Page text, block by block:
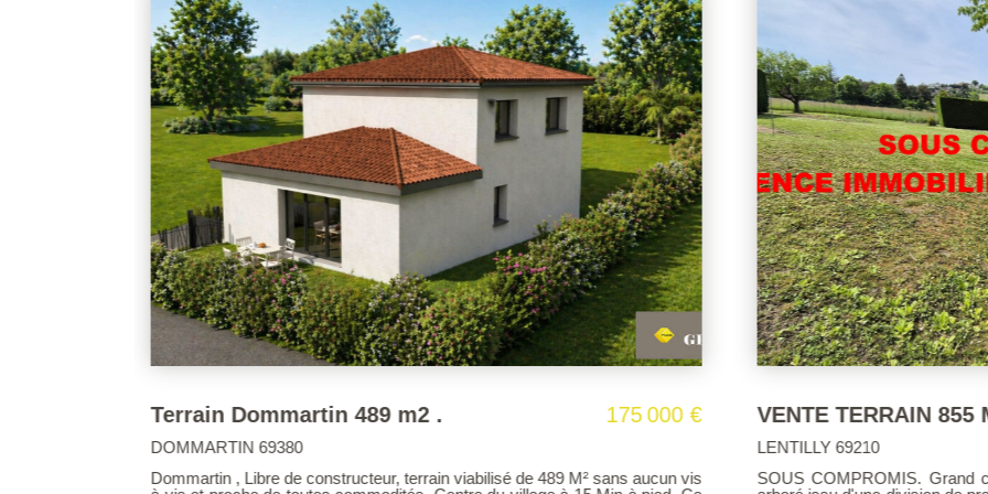
VENTE TERRAIN 855 M² LENTILLY 245 000 €
LENTILLY 69210
SOUS COMPROMIS. Grand calme pour ce joli terrain de 855 m² clos et
Terrain Dommartin
DOMMARTIN 69380
Dommartin , Libre de